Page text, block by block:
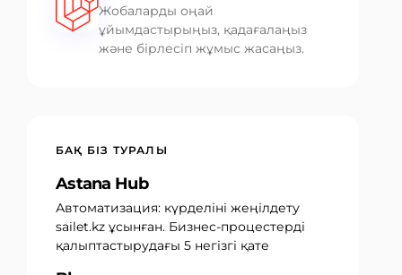
Жобаларды оңай
ұйымдастырыңыз, қадағалаңыз
және бірлесіп жұмыс жасаңыз.
БАҚ БІЗ ТУРАЛЫ
Astana Hub
Автоматизация: күрделіні жеңілдету
sailet.kz ұсынған. Бизнес-процестерді
қалыптастырудағы 5 негізгі қате